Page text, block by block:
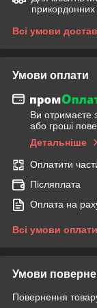
прикордонних
Всі умови
Умови оплати
Ви отримаєте
або гроші
Детальніше
Оплатити
Післяплата
Оплата на
Всі умови оплати
Умови
Повернення